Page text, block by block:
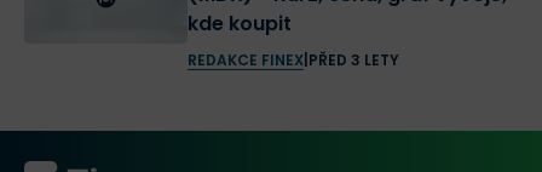
kde koupit
REDAKCE FINEX| PŘED 3 LETY